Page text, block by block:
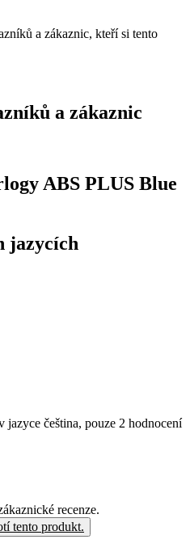
a zákaznic, kteří si tento
a zákaznic
ABS PLUS Blue
jazycích
jazyce čeština, pouze 2 hodnocení
recenze.
tento produkt.